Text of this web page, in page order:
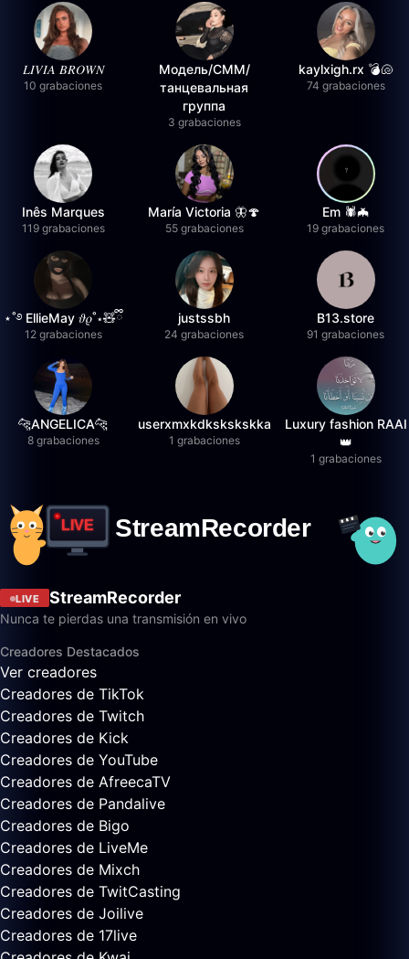
𝐿𝐼𝑉𝐼𝐴 𝐵𝑅𝑂𝑊𝑁
10 grabaciones
Модель/СММ/
танцевальная
группа
3 grabaciones
kaylxigh.rx 💣🐚
74 grabaciones
Inês Marques
119 grabaciones
María Victoria 🦋🍄
55 grabaciones
Em 🕷️🦇
19 grabaciones
⋆˚࿔ EllieMay 𝜗𝜚˚⋆🧸ྀི
12 grabaciones
justssbh
24 grabaciones
B13.store
91 grabaciones
🐆ANGELICA🐆
8 grabaciones
userxmxkdkskskskka
1 grabaciones
Luxury fashion RAAI
👑
1 grabaciones
LIVE StreamRecorder
Nunca te pierdas una transmisión en vivo
Creadores Destacados
Ver creadores
Creadores de TikTok
Creadores de Twitch
Creadores de Kick
Creadores de YouTube
Creadores de AfreecaTV
Creadores de Pandalive
Creadores de Bigo
Creadores de LiveMe
Creadores de Mixch
Creadores de TwitCasting
Creadores de Joilive
Creadores de 17live